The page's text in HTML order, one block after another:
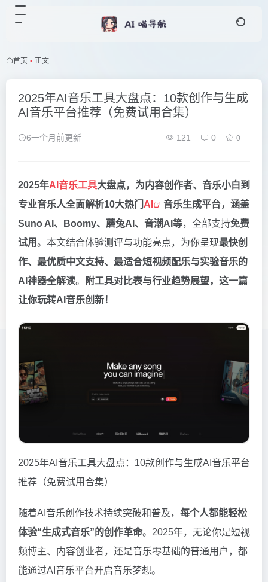
首页 • 正文
2025年AI音乐工具大盘点：10款创作与生成
AI音乐平台推荐（免费试用合集）
6一个月前更新 121 0 0
2025年AI音乐工具大盘点，为内容创作者、音乐小白到
专业音乐人全面解析10大热门 AI
音乐生成平台，涵盖
Suno AI、Boomy、蘑兔AI、音潮AI等，全部支持免费
试用。本文结合体验测评与功能亮点，为你呈现最快创
作、最优质中文支持、最适合短视频配乐与实验音乐的
AI神器全解读。
附工具对比表与行业趋势展望，这一篇
让你玩转AI音乐创新！
2025年AI音乐工具大盘点：10款创作与生成AI音乐平台
推荐（免费试用合集）
随着AI音乐创作技术持续突破和普及， 每个人都能轻松
体验“生成式音乐”的创作革命。2025年，无论你是短视
频博主、内容创业者，还是音乐零基础的普通用户，都
能通过AI音乐平台开启音乐梦想。